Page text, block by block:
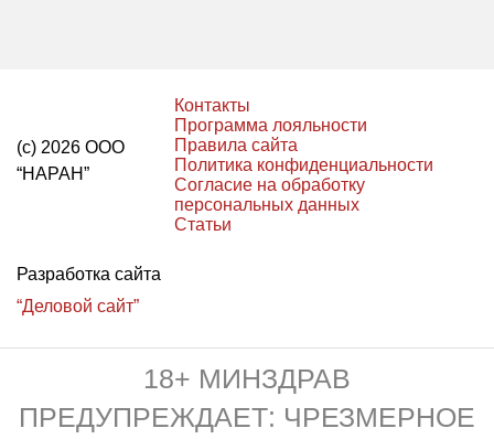
(с) 2026 ООО
“НАРАН”
Контакты
Программа лояльности
Правила сайта
Политика конфиденциальности
Согласие на обработку
персональных данных
Статьи
Разработка сайта
“Деловой сайт”
18+ МИНЗДРАВ
ПРЕДУПРЕЖДАЕТ: ЧРЕЗМЕРНОЕ